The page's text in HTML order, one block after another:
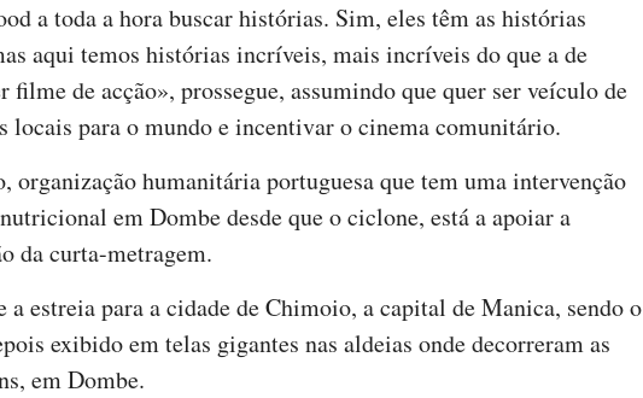
a toda a hora buscar histórias. Sim, eles têm as histórias
aqui temos histórias incríveis, mais incríveis do que a de
filme de acção», prossegue, assumindo que quer ser veículo de
locais para o mundo e incentivar o cinema comunitário.
organização humanitária portuguesa que tem uma intervenção
em Dombe desde que o ciclone, está a apoiar a
da curta-metragem.
a estreia para a cidade de Chimoio, a capital de Manica, sendo o
exibido em telas gigantes nas aldeias onde decorreram as
em Dombe.